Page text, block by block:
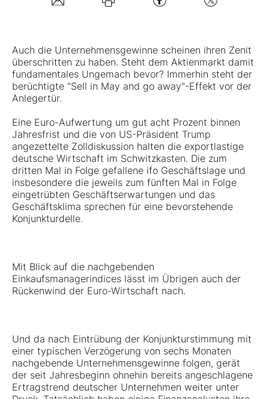
Auch die Unternehmensgewinne scheinen ihren Zenit
überschritten zu haben. Steht dem Aktienmarkt damit
fundamentales Ungemach bevor? Immerhin steht der
berüchtigte "Sell in May and go away"-Effekt vor der
Anlegertür.
Eine Euro-Aufwertung um gut acht Prozent binnen
Jahresfrist und die von US-Präsident Trump
angezettelte Zolldiskussion halten die exportlastige
deutsche Wirtschaft im Schwitzkasten. Die zum
dritten Mal in Folge gefallene ifo Geschäftslage und
insbesondere die jeweils zum fünften Mal in Folge
eingetrübten Geschäftserwartungen und das
Geschäftsklima sprechen für eine bevorstehende
Konjunkturdelle.
Mit Blick auf die nachgebenden
Einkaufsmanagerindices lässt im Übrigen auch der
Rückenwind der Euro-Wirtschaft nach.
Und da nach Eintrübung der Konjunkturstimmung mit
einer typischen Verzögerung von sechs Monaten
nachgebende Unternehmensgewinne folgen, gerät
der seit Jahresbeginn ohnehin bereits angeschlagene
Ertragstrend deutscher Unternehmen weiter unter